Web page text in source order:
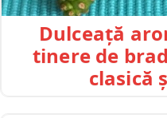
Dulceață
tinere de
clasică